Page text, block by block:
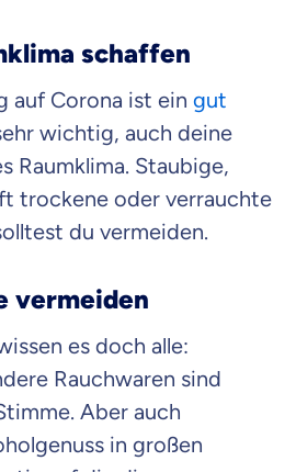
schaffen
auf Corona ist ein gut
wichtig, auch deine
Raumklima. Staubige,
trockene oder verrauchte
du vermeiden.
vermeiden
es doch alle:
Rauchwaren sind
Aber auch
in großen